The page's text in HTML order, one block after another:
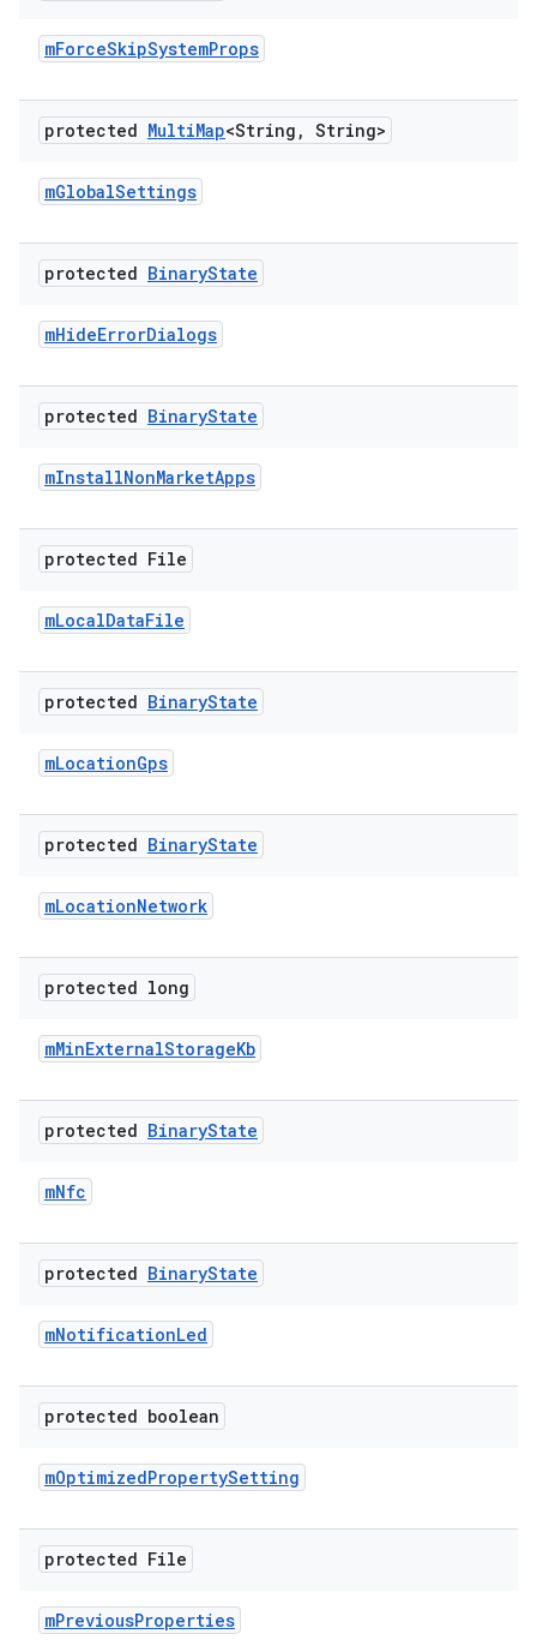
mForceSkipSystemProps
protected MultiMap<String , String>
mGlobalSettings
protected BinaryState
mHideErrorDialogs
protected BinaryState
mInstallNonMarketApps
protected File
mLocalDataFile
protected BinaryState
mLocationGps
protected BinaryState
mLocationNetwork
protected long
mMinExternalStorageKb
protected BinaryState
mNfc
protected BinaryState
mNotificationLed
protected boolean
mOptimizedPropertySetting
protected File
mPreviousProperties